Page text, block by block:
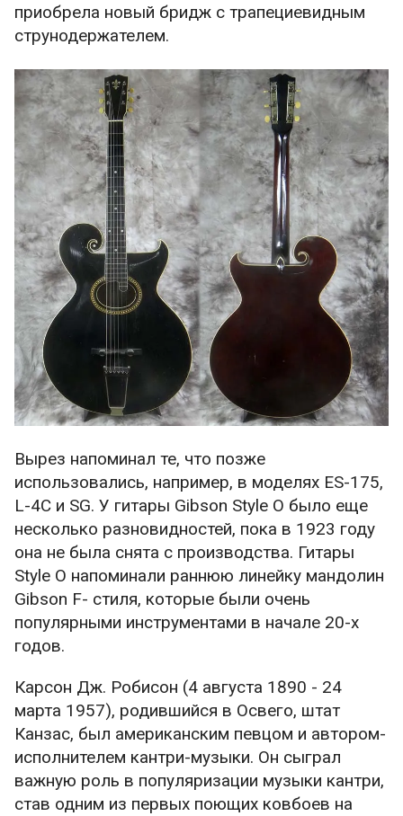
приобрела новый бридж с трапециевидным
струнодержателем.
Вырез напоминал те, что позже
использовались, например, в моделях ES-175,
L-4C и SG. У гитары Gibson Style O было еще
несколько разновидностей, пока в 1923 году
она не была снята с производства. Гитары
Style O напоминали раннюю линейку мандолин
Gibson F- стиля, которые были очень
популярными инструментами в начале 20-х
годов.
Карсон Дж. Робисон (4 августа 1890 - 24
марта 1957), родившийся в Освего, штат
Канзас, был американским певцом и автором-
исполнителем кантри-музыки. Он сыграл
важную роль в популяризации музыки кантри,
став одним из первых поющих ковбоев на